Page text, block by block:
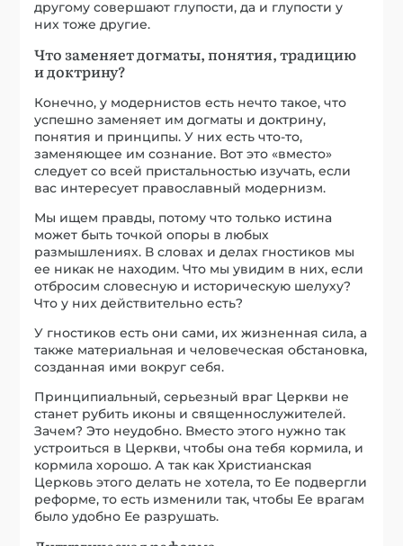
другому совершают глупости, да и глупости у
них тоже другие.
Что заменяет догматы, понятия, традицию
и доктрину?
Конечно, у модернистов есть нечто такое, что
успешно заменяет им догматы и доктрину,
понятия и принципы. У них есть что-то,
заменяющее им сознание. Вот это «вместо»
следует со всей пристальностью изучать, если
вас интересует православный модернизм.
Мы ищем правды, потому что только истина
может быть точкой опоры в любых
размышлениях. В словах и делах гностиков мы
ее никак не находим. Что мы увидим в них, если
отбросим словесную и историческую шелуху?
Что у них действительно есть?
У гностиков есть они сами, их жизненная сила, а
также материальная и человеческая обстановка,
созданная ими вокруг себя.
Принципиальный, серьезный враг Церкви не
станет рубить иконы и священнослужителей.
Зачем? Это неудобно. Вместо этого нужно так
устроиться в Церкви, чтобы она тебя кормила, и
кормила хорошо. А так как Христианская
Церковь этого делать не хотела, то Ее подвергли
реформе, то есть изменили так, чтобы Ее врагам
было удобно Ее разрушать.